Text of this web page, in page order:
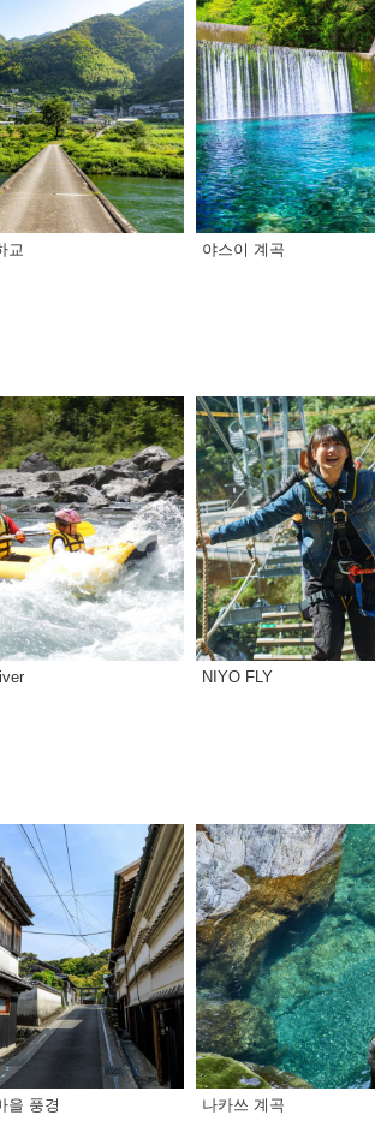
교 야스이 계곡
NIYO FLY
을 풍경 나카쓰 계곡